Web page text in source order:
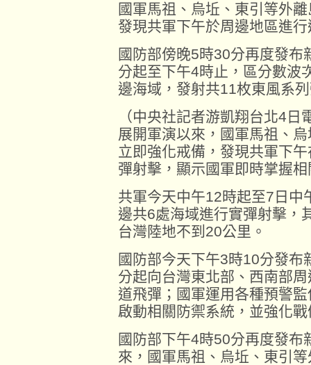
國軍馬祖、烏坵、東引等外
發現共軍下午於周邊地區進
國防部傍晚5時30分再度發
分起至下午4時止，區分數波
邊海域，發射共11枚東風系
（中央社記者游凱翔台北4
展開軍演以來，國軍馬祖、
立即強化戒備，發現共軍下
彈射擊，顯示國軍即時掌握
共軍今天中午12時起至7日中
邊共6處海域進行實彈射擊，
台灣陸地不到20公里。
國防部今天下午3時10分發
分起向台灣東北部、西南部
道飛彈；國軍運用各種預警
啟動相關防禦系統，並強化
國防部下午4時50分再度發
來，國軍馬祖、烏坵、東引